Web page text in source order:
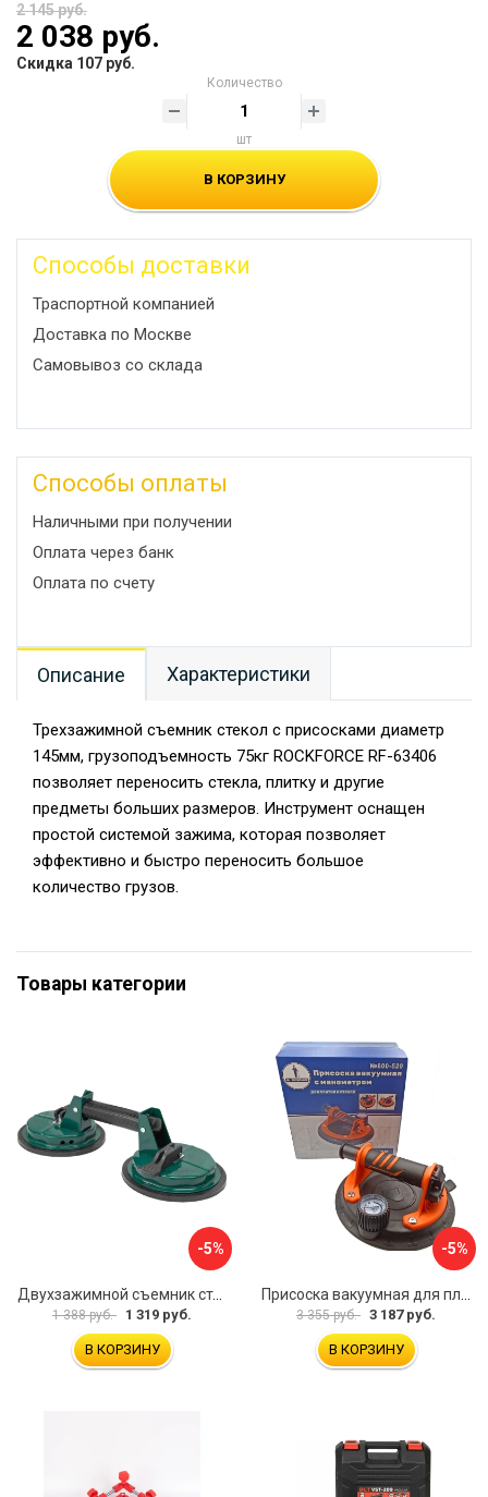
2 145 руб.
2 038 руб.
Скидка 107 руб.
Количество
шт
В КОРЗИНУ
Способы доставки
Траспортной компанией
Доставка по Москве
Самовывоз со склада
Способы оплаты
Наличными при получении
Оплата через банк
Оплата по счету
Описание Характеристики
Трехзажимной съемник стекол с присосками диаметр
145мм, грузоподъемность 75кг ROCKFORCE RF-63406
позволяет переносить стекла, плитку и другие
предметы больших размеров. Инструмент оснащен
простой системой зажима, которая позволяет
эффективно и быстро переносить большое
количество грузов.
Товары категории
-5%
Двухзажимной съемник стекол Rockforce RF-63404(18564)
1 388 руб. 1 319 руб.
В КОРЗИНУ
-5%
3 355 руб. 3 187 руб.
В КОРЗИНУ